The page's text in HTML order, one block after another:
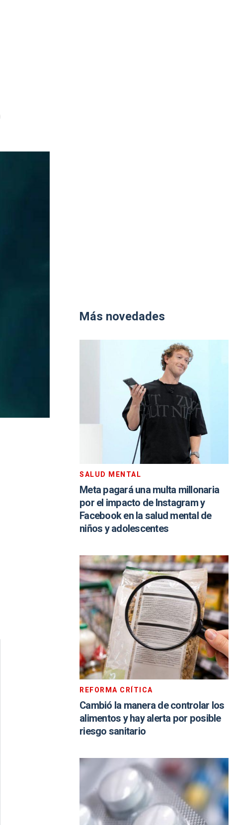
Más novedades
SALUD MENTAL
Meta pagará una multa millonaria
por el impacto de Instagram y
Facebook en la salud mental de
niños y adolescentes
REFORMA CRÍTICA
Cambió la manera de controlar los
alimentos y hay alerta por posible
riesgo sanitario